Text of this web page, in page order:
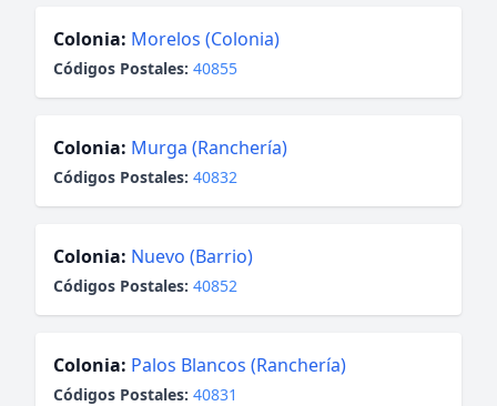
Colonia: Morelos (Colonia)
Códigos Postales: 40855
Colonia: Murga (Ranchería)
Códigos Postales: 40832
Colonia: Nuevo (Barrio)
Códigos Postales: 40852
Colonia: Palos Blancos (Ranchería)
Códigos Postales: 40831